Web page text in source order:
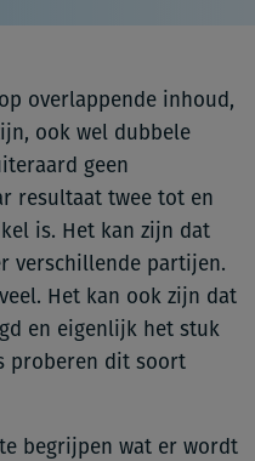
overlappende inhoud,
ook wel dubbele
geen
resultaat twee tot en
is. Het kan zijn dat
verschillende partijen.
Het kan ook zijn dat
en eigenlijk het stuk
proberen dit soort
begrijpen wat er wordt